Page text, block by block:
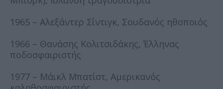
1965 – Αλεξάντερ Σίντιγκ, Σουδανός ηθοποιός
1966 – Θανάσης Κολιτσιδάκης, Έλληνας
ποδοσφαιριστής
1977 – Μάικλ Μπατίστ, Αμερικανός